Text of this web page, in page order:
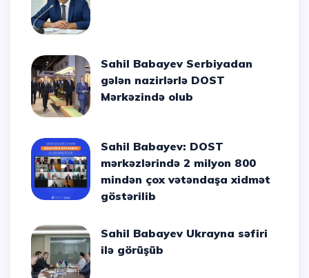
Sahil Babayev Serbiyadan
gələn nazirlərlə DOST
Mərkəzində olub
Sahil Babayev: DOST
mərkəzlərində 2 milyon 800
mindən çox vətəndaşa xidmət
göstərilib
Sahil Babayev Ukrayna səfiri
ilə görüşüb